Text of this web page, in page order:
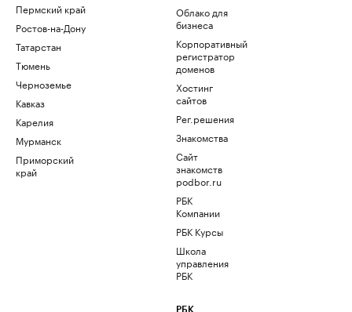
Пермский край
Ростов-на-Дону
Татарстан
Тюмень
Черноземье
Кавказ
Карелия
Мурманск
Приморский
край
Облако для
бизнеса
Корпоративный
регистратор
доменов
Хостинг
сайтов
Рег.решения
Знакомства
Сайт
знакомств
podbor.ru
РБК
Компании
РБК Курсы
Школа
управления
РБК
РБК